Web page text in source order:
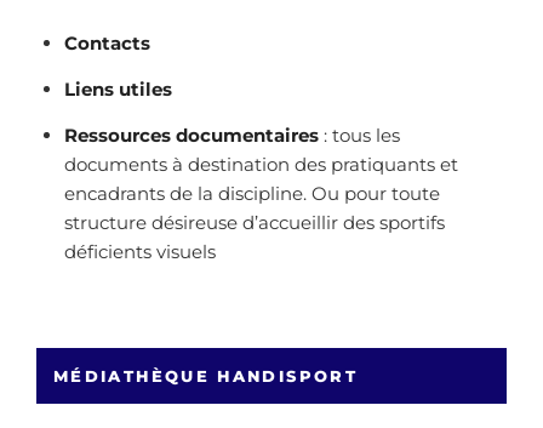
Contacts
Liens utiles
Ressources documentaires : tous les
documents à destination des pratiquants et
encadrants de la discipline. Ou pour toute
structure désireuse d’accueillir des sportifs
déficients visuels
MÉDIATHÈQUE HANDISPORT